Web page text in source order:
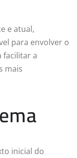
e atual,
para envolver o
facilitar a
mais
inicial do